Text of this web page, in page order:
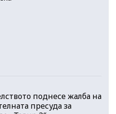
поднесе жалба на
пресуда за